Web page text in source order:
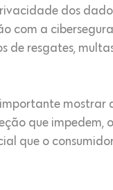
dos
com a
de resgates,
mostrar
que impedem,
que o